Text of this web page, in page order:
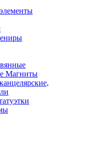
Магниты